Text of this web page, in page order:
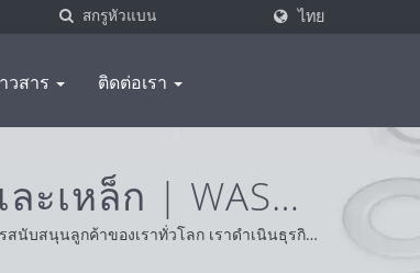
ไทย
วสาร ติดต่อเรา
ะเหล็ก | WAS
นับสนุนลูกค้าของเราทั่วโลก เราดำเนินธุรกิจ